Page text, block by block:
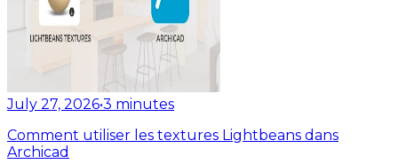
July 27, 2026•3 minutes
Comment utiliser les textures Lightbeans dans
Archicad